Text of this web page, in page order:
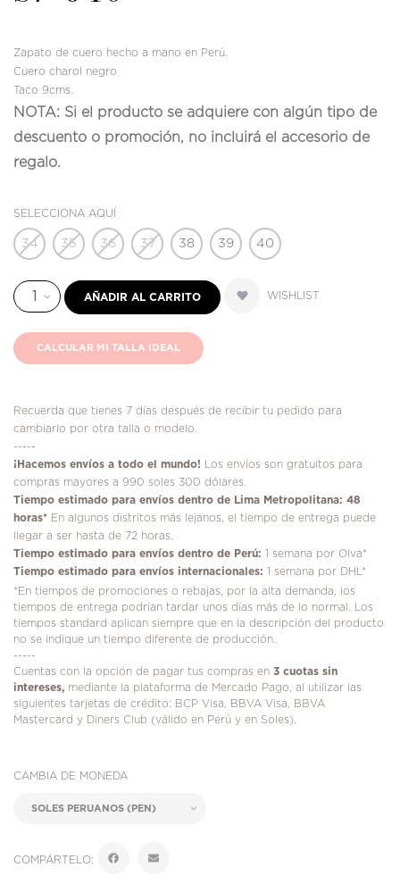
Zapato de cuero hecho a mano en Perú.
Cuero charol negro
Taco 9cms.
NOTA: Si el producto se adquiere con algún tipo de
descuento o promoción, no incluirá el accesorio de
regalo.
SELECCIONA AQUÍ
34 35 36 37 38 39 40
AÑADIR AL CARRITO WISHLIST
CALCULAR MI TALLA IDEAL
Recuerda que tienes 7 días después de recibir tu pedido para
cambiarlo por otra talla o modelo.
-----
¡ Hacemos envíos a todo el mundo! Los envíos son gratuitos para
compras mayores a 990 soles 300 dólares.
Tiempo estimado para envíos dentro de Lima Metropolitana: 48
horas* En algunos distritos más lejanos, el tiempo de entrega puede
llegar a ser hasta de 72 horas.
Tiempo estimado para envíos dentro de Perú: 1 semana por Olva*
Tiempo estimado para envíos internacionales: 1 semana por DHL*
*En tiempos de promociones o rebajas, por la alta demanda, los
tiempos de entrega podrían tardar unos días más de lo normal. Los
tiempos standard aplican siempre que en la descripción del producto
no se indique un tiempo diferente de producción.
-----
Cuentas con la opción de pagar tus compras en 3 cuotas sin
intereses, mediante la plataforma de Mercado Pago, al utilizar las
siguientes tarjetas de crédito: BCP Visa, BBVA Visa, BBVA
Mastercard y Diners Club (válido en Perú y en Soles).
COMPÁRTELO:
CAMBIA DE MONEDA